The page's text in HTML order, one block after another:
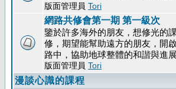
版面管理員 Tori
網路共修會第一期 第一級次
鑒於許多海外的朋友，想修光的
修，期望能幫助遠方的朋友，開
路中，協助地球整體的和諧與進展
版面管理員 Tori
漫談心識的課程